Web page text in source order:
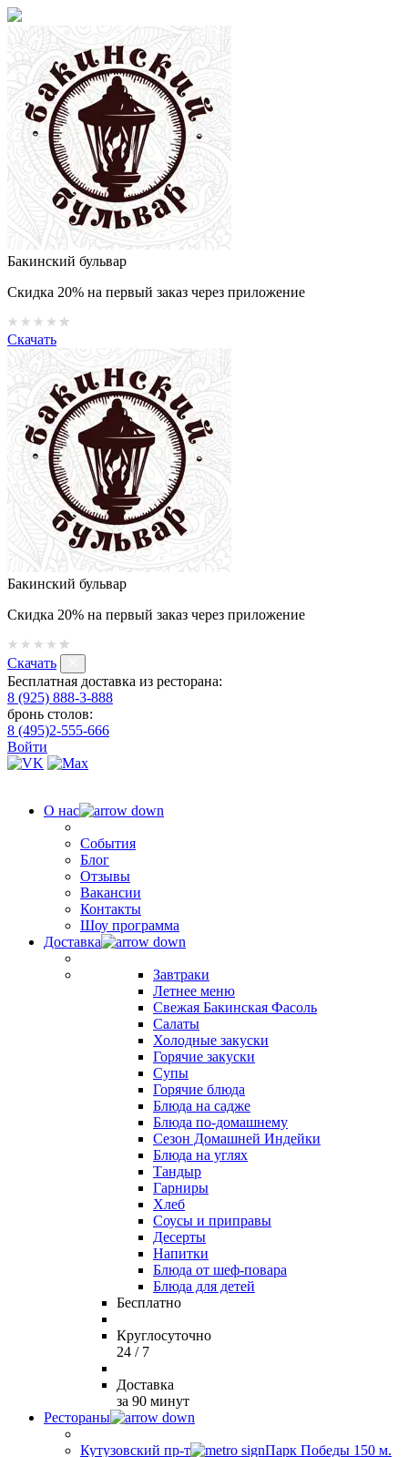
Бакинский бульвар
Скидка 20% на первый заказ через приложение
Скачать
Бакинский бульвар
Скидка 20% на первый заказ через приложение
Скачать
Бесплатная доставка из ресторана:
8 (925) 888-3-888
бронь столов:
8 (495)2-555-666
Войти
О нас
События
Блог
Отзывы
Вакансии
Контакты
Шоу программа
Доставка
Завтраки
Летнее меню
Свежая Бакинская Фасоль
Салаты
Холодные закуски
Горячие закуски
Супы
Горячие блюда
Блюда на садже
Блюда по-домашнему
Сезон Домашней Индейки
Блюда на углях
Тандыр
Гарниры
Хлеб
Соусы и приправы
Десерты
Напитки
Блюда от шеф-повара
Блюда для детей
Бесплатно
Круглосуточно
24 / 7
Доставка
за 90 минут
Рестораны
Кутузовский пр-т
Парк Победы 150 м.